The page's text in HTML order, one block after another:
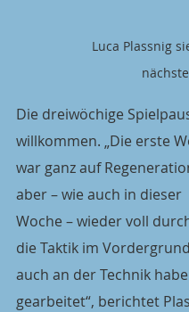
Luca Plassnig
Die dreiwöchige
willkommen. „Die erste
war ganz auf
aber – wie auch in dieser
Woche – wieder voll
die Taktik im
auch an der Technik
gearbeitet“, berichtet